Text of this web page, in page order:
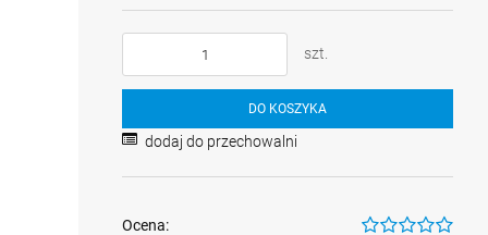
szt.
DO KOSZYKA
dodaj do przechowalni
Ocena: